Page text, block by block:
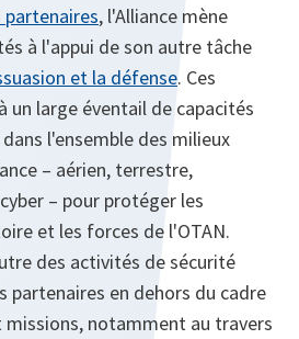
partenaires, l'Alliance mène
à l'appui de son autre tâche
et la défense. Ces
un large éventail de capacités
l'ensemble des milieux
– aérien, terrestre,
– pour protéger les
et les forces de l'OTAN.
des activités de sécurité
partenaires en dehors du cadre
notamment au travers